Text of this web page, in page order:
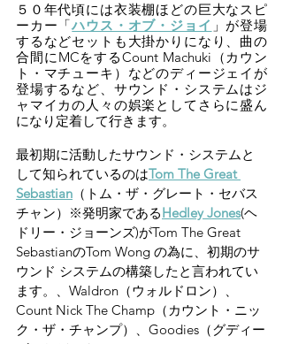
５０年代頃には衣装棚ほどの巨大なスピ
ーカー「ハウス・オブ・ジョイ 」が登場
するなどセットも大掛かりになり、曲の
合間にMCをするCount Machuki（カウン
ト・マチューキ）などのディージェイが
登場するなど、サウンド・システムはジ
ャマイカの人々の娯楽としてさらに盛ん
になり定着して行きます。
最初期に活動したサウンド・システムと
して知られているのはTom The Great
Sebastian （トム・ザ・グレート・セバス
チャン）※発明家であるHedley Jones(ヘ
ドリー・ジョーンズ)がTom The Great
SebastianのTom Wong の為に、初期のサ
ウンド システムの構築したと言われてい
ます。
、Waldron（ウォルドロン）、
Count Nick The Champ（カウント・ニッ
ク・ザ・チャンプ）、Goodies（グディー